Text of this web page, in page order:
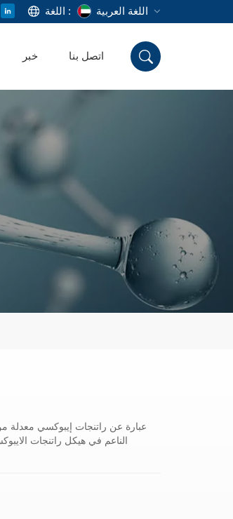
اللغة : اللغة العربية
خبر اتصل بنا
الناعم في هيكل راتنجات